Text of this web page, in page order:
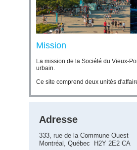
Mission
La mission de la Société du Vieux-
urbain.
Ce site comprend deux unités
Adresse
333, rue de la Commune Ouest
Montréal, Québec H2Y 2E2 CA